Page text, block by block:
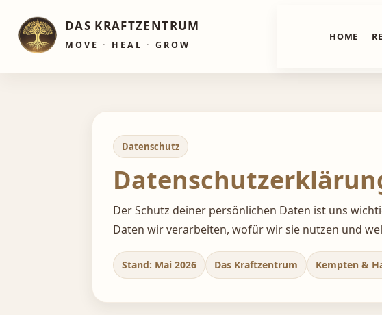
Inhalt
springen
HOME
Website verwalten · Unsere bisherige Buchungs-App wird
Datenschutz
Der Schutz deiner persönlichen Daten ist uns
Daten wir verarbeiten, wofür wir sie nutzen und
Stand: Mai 2026 Das Kraftzentrum Kempten &